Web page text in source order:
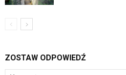
ZOSTAW ODPOWIEDŹ